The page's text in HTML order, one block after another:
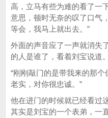
高，立马有些为难的看了一
意思，顿时无奈的叹了口气
等会，我马上就出去。”
外面的声音应了一声就消失
的人是谁了，看着刘宝说道。
“刚刚敲门的是带我来的那
老实，对你很忠诚。”
他在进门的时候就已经看过
其实是刘宝的一个表弟，一